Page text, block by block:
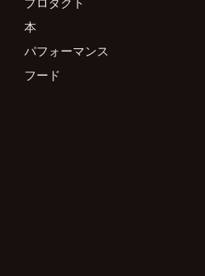
本
パフォーマンス
フード